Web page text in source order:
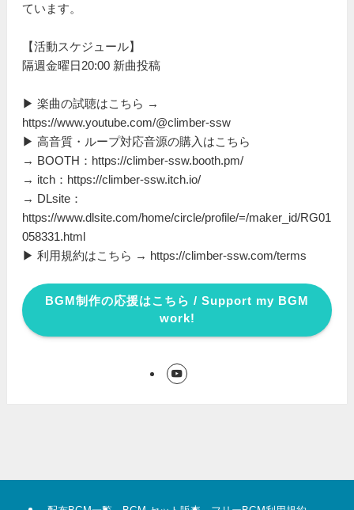
ています。
【活動スケジュール】
隔週金曜日20:00 新曲投稿
▶ 楽曲の試聴はこちら →
https://www.youtube.com/@climber-ssw
▶ 高音質・ループ対応音源の購入はこちら
→ BOOTH：https://climber-ssw.booth.pm/
→ itch：https://climber-ssw.itch.io/
→ DLsite：
https://www.dlsite.com/home/circle/profile/=/maker_id/RG01
058331.html
▶ 利用規約はこちら → https://climber-ssw.com/terms
BGM制作の応援はこちら / Support my BGM
work!